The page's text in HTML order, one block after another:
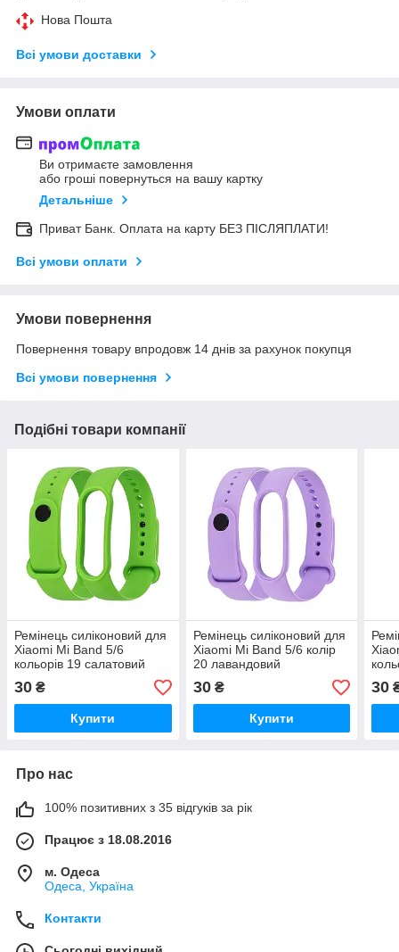
Нова Пошта
Всі умови доставки
Умови оплати
Ви отримаєте замовлення
або гроші повернуться на вашу картку
Детальніше
Приват Банк. Оплата на карту БЕЗ ПІСЛЯПЛАТИ!
Всі умови оплати
Умови повернення
Повернення товару впродовж 14 днів за рахунок покупця
Всі умови повернення
Подібні товари компанії
Ремінець силіконовий для
Xiaomi Mi Band 5/6
кольорів 19 салатовий
30 ₴
Купити
Ремінець силіконовий для
Xiaomi Mi Band 5/6 колір
20 лавандовий
30₴
Купити
30
Про нас
100% позитивних з 35 відгуків за рік
Працює з 18.08.2016
м. Одеса
Одеса, Україна
Контакти